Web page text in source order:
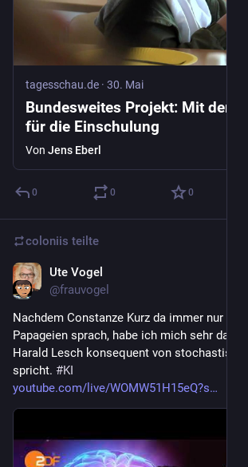
tagesschau.de · 30. Mai
Bundesweites Projekt: Mit der
für die Einschulung
Von Jens Eberl
0 0 0
coloniis teilte
Ute Vogel
@frauvogel
Nachdem Constanze Kurz da immer nur
Papageien sprach, habe ich mich sehr
Harald Lesch konsequent von
spricht. #KI
youtube.com/live/WOMW51H15eQ?s